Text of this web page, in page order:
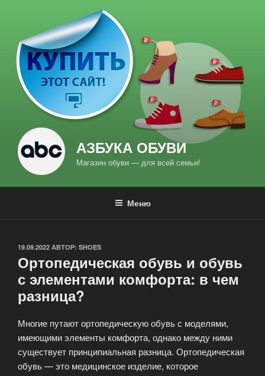
содержимому
АЗБУКА ОБУВИ
Магазин обуви — для всей семьи!
Меню
ОПУБЛИКОВАНО
19.09.2022 АВТОР: SHOES
Ортопедическая обувь и обувь
с элементами комфорта: в чем
разница?
Многие путают ортопедическую обувь с моделями,
имеющими элементы комфорта, однако между ними
существует принципиальная разница. Ортопедическая
обувь — это медицинское изделие, которое